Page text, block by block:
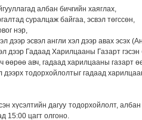
албан бичгийн хаяглах,
суралцаж байгаа, эсвэл төгссөн,
нэр,
дээр эсвэл англи хэл дээр авах эсэх
дээр Гадаад Харилцааны Газарт гэсэн
өөрөө авч, гадаад харилцааны газарт
дээрх тодорхойлолтыг гадаад
хүсэлтийн дагуу тодорхойлолт,
15:00 цагт олгоно.